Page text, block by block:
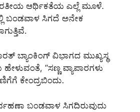
ಆರ್ಥಿಕತೆಯ ಎಲ್ಲೆ ಮೂಳೆ.
ಸಿಗದೆ ಅನೇಕ
ಬ್ಯಾಂಕಿಂಗ್ ವಿಭಾಗದ ಮುಖ್ಯಸ್ಥ
“ಸಣ್ಣ ವ್ಯಾಪಾರಗಳು
ಕೇಂದ್ರಬಿಂದು.
ಬಂಡವಾಳ ಸಿಗದಿರುವುದು